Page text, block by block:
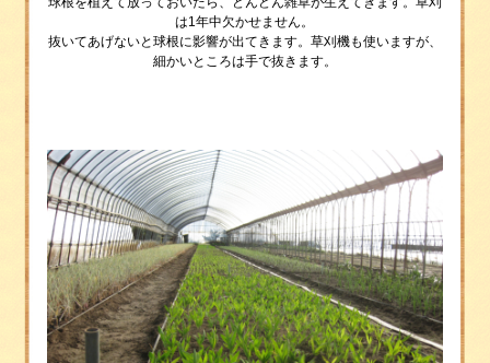
は1年中欠かせません。
抜いてあげないと球根に影響が出てきます。草刈機も使いますが、
細かいところは手で抜きます。